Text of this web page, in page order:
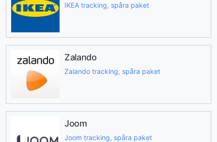
IKEA tracking, spåra paket
Zalando
Zalando tracking, spåra paket
Joom
Joom tracking, spåra paket